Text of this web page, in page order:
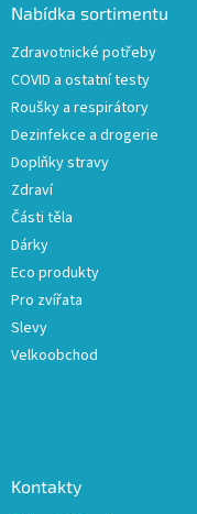
Nabídka sortimentu
Zdravotnické potřeby
COVID a ostatní testy
Roušky a respirátory
Dezinfekce a drogerie
Doplňky stravy
Zdraví
Části těla
Dárky
Eco produkty
Pro zvířata
Slevy
Velkoobchod
Kontakty